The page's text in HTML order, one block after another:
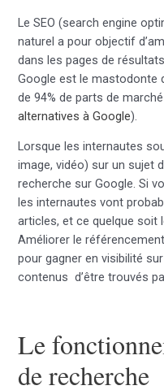
Le SEO (search engine
naturel a pour objectif
dans les pages de
Google est le mastodonte
de 94% de parts de
alternatives à Google).
Lorsque les internautes
image, vidéo) sur un sujet
recherche sur Google. Si
les internautes vont
articles, et ce quelque soit
Améliorer le
pour gagner en visibilité
contenus d’être trouvés
Le
de recherche